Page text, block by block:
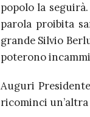
popolo la
parola proibita
grande Silvio
poterono
Auguri
ricominci un’altra